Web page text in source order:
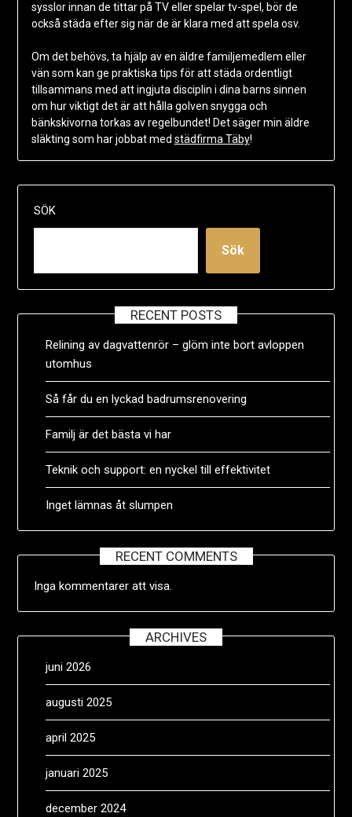
sysslor innan de tittar på TV eller spelar tv-spel, bör de
också städa efter sig när de är klara med att spela osv.
Om det behövs, ta hjälp av en äldre familjemedlem eller
vän som kan ge praktiska tips för att städa ordentligt
tillsammans med att ingjuta disciplin i dina barns sinnen
om hur viktigt det är att hålla golven snygga och
bänkskivorna torkas av regelbundet! Det säger min äldre
släkting som har jobbat med städfirma Täby!
SÖK
Sök
RECENT POSTS
Relining av dagvattenrör – glöm inte bort avloppen
utomhus
Så får du en lyckad badrumsrenovering
Familj är det bästa vi har
Teknik och support: en nyckel till effektivitet
Inget lämnas åt slumpen
RECENT COMMENTS
Inga kommentarer att visa.
ARCHIVES
juni 2026
augusti 2025
april 2025
januari 2025
december 2024